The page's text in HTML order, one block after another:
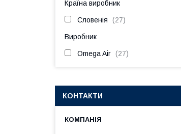
Країна виробник
Словенія 27
Виробник
Omega Air 27
КОНТАКТИ